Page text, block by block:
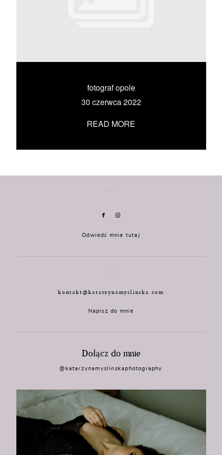
fotograf opole
30 czerwca 2022
READ MORE
UMÓW SIĘ ZE MNĄ →
Odwiedź mnie tutaj
kontakt@katarzynamyslinska.com
Napisz do mnie
Dołącz do mnie
@katarzynamyslinskaphotography